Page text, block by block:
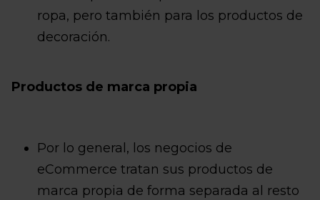
ropa, pero también para los productos de
decoración.
Productos de marca propia
Por lo general, los negocios de
eCommerce tratan sus productos de
marca propia de forma separada al resto